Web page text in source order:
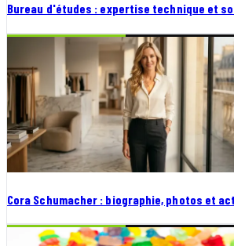
Bureau d'études : expertise technique et
Cora Schumacher : biographie, photos et